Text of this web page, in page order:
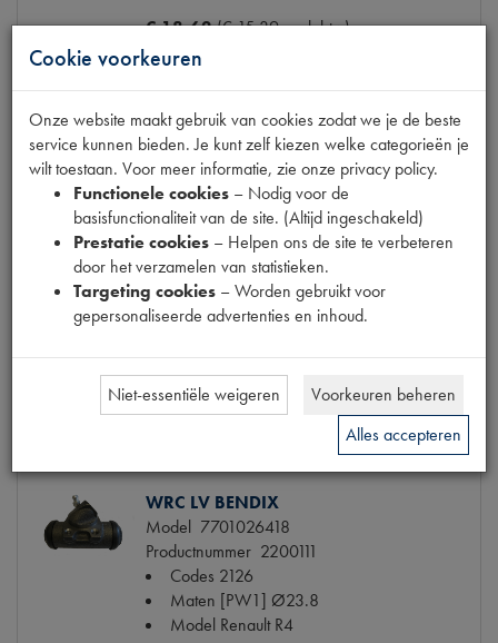
€ 18,62(€ 15,39 excl. btw)
WRC ACHTER BENDIX
Model7701365382
Productnummer2200103
Maten [PW 2] Ø19.05MM
Model RenaultR4
Info Bestel
WRC LV BENDIX
Model 7701026418
Productnummer 2200111
Codes 2126
Maten [PW1] Ø23.8
Model Renault R4
Cookie voorkeuren
Onze website maakt gebruik van cookies zodat we je de beste
service kunnen bieden. Je kunt zelf kiezen welke categorieën je
wilt toestaan. Voor meer informatie, zie onze privacy policy.
Functionele cookies – Nodig voor de
basisfunctionaliteit van de site. (Altijd ingeschakeld)
Prestatie cookies – Helpen ons de site te verbeteren
door het verzamelen van statistieken.
Targeting cookies – Worden gebruikt voor
gepersonaliseerde advertenties en inhoud.
Niet-essentiële weigeren
Voorkeuren beheren
Alles accepteren